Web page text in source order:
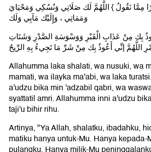
مِمَّا نَقُولُ { اللَّهُمَّ لَك صَلَاتِي وَنُسُكِي وَمَحْيَايَ
وَمَمَاتِي ، وَإِلَيْك مَآبِي وَلَك
بِك مِنْ عَذَابِ الْقَبْرِ وَوَسْوَسَةِ الصَّدْرِ وَشَتَاتِ
اللَّهُمَّ إنِّي أَعُوذُ بِك مِنْ شَرِّ مَا تَجِيءُ بِهِ الرِّيحُ
Allahumma laka shalati, wa nusuki, wa
mamati, wa ilayka ma'abi, wa laka
a'udzu bika min 'adzabil qabri, wa
syattatil amri. Allahumma inni a'udzu
taji'u bihir rihu.
Artinya, "Ya Allah, shalatku, ibadahku,
matiku hanya untuk-Mu. Hanya kepada-
pulangku. Hanya milik-Mu